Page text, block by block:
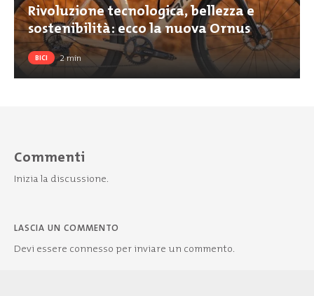
Rivoluzione tecnologica, bellezza e
sostenibilità: ecco la nuova Ornus
BICI 2min
Commenti
Inizia la discussione.
LASCIA UN COMMENTO
Devi essere connesso per inviare un commento.